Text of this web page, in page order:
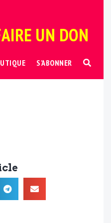
UN DON
S’ABONNER